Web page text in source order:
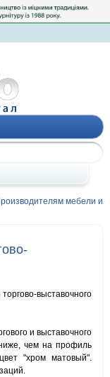
мебели и
выставочного
и выставочного
чем на профиль
"хром матовый".